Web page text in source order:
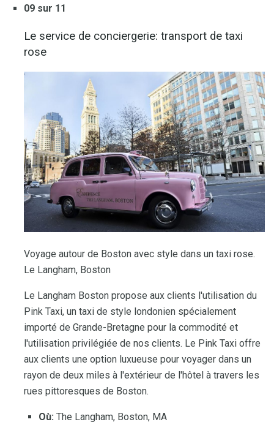
09 sur 11
Le service de conciergerie: transport de taxi
rose
Voyage autour de Boston avec style dans un taxi rose.
Le Langham, Boston
Le Langham Boston propose aux clients l'utilisation du
Pink Taxi, un taxi de style londonien spécialement
importé de Grande-Bretagne pour la commodité et
l'utilisation privilégiée de nos clients. Le Pink Taxi offre
aux clients une option luxueuse pour voyager dans un
rayon de deux miles à l'extérieur de l'hôtel à travers les
rues pittoresques de Boston.
Où: The Langham, Boston, MA